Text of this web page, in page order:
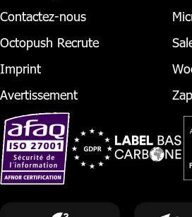
Contactez-nous
Octopush Recrute
Imprint
Avertissement